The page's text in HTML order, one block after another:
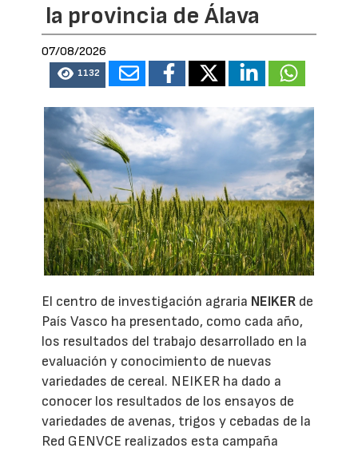
la provincia de Álava
07/08/2026
1132
El centro de investigación agraria NEIKER de
País Vasco ha presentado, como cada año,
los resultados del trabajo desarrollado en la
evaluación y conocimiento de nuevas
variedades de cereal. NEIKER ha dado a
conocer los resultados de los ensayos de
variedades de avenas, trigos y cebadas de la
Red GENVCE realizados esta campaña